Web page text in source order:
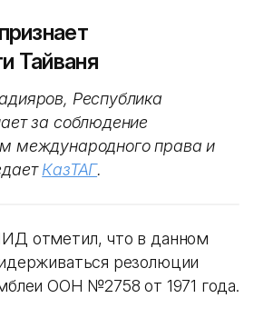
Тайваня
Республика
за соблюдение
международного права и
КазТАГ.
отметил, что в данном
резолюции
ООН №2758 от 1971 года.